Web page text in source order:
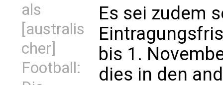
als
[australis
cher]
Football:
Es sei zudem
bis 1.
dies in den